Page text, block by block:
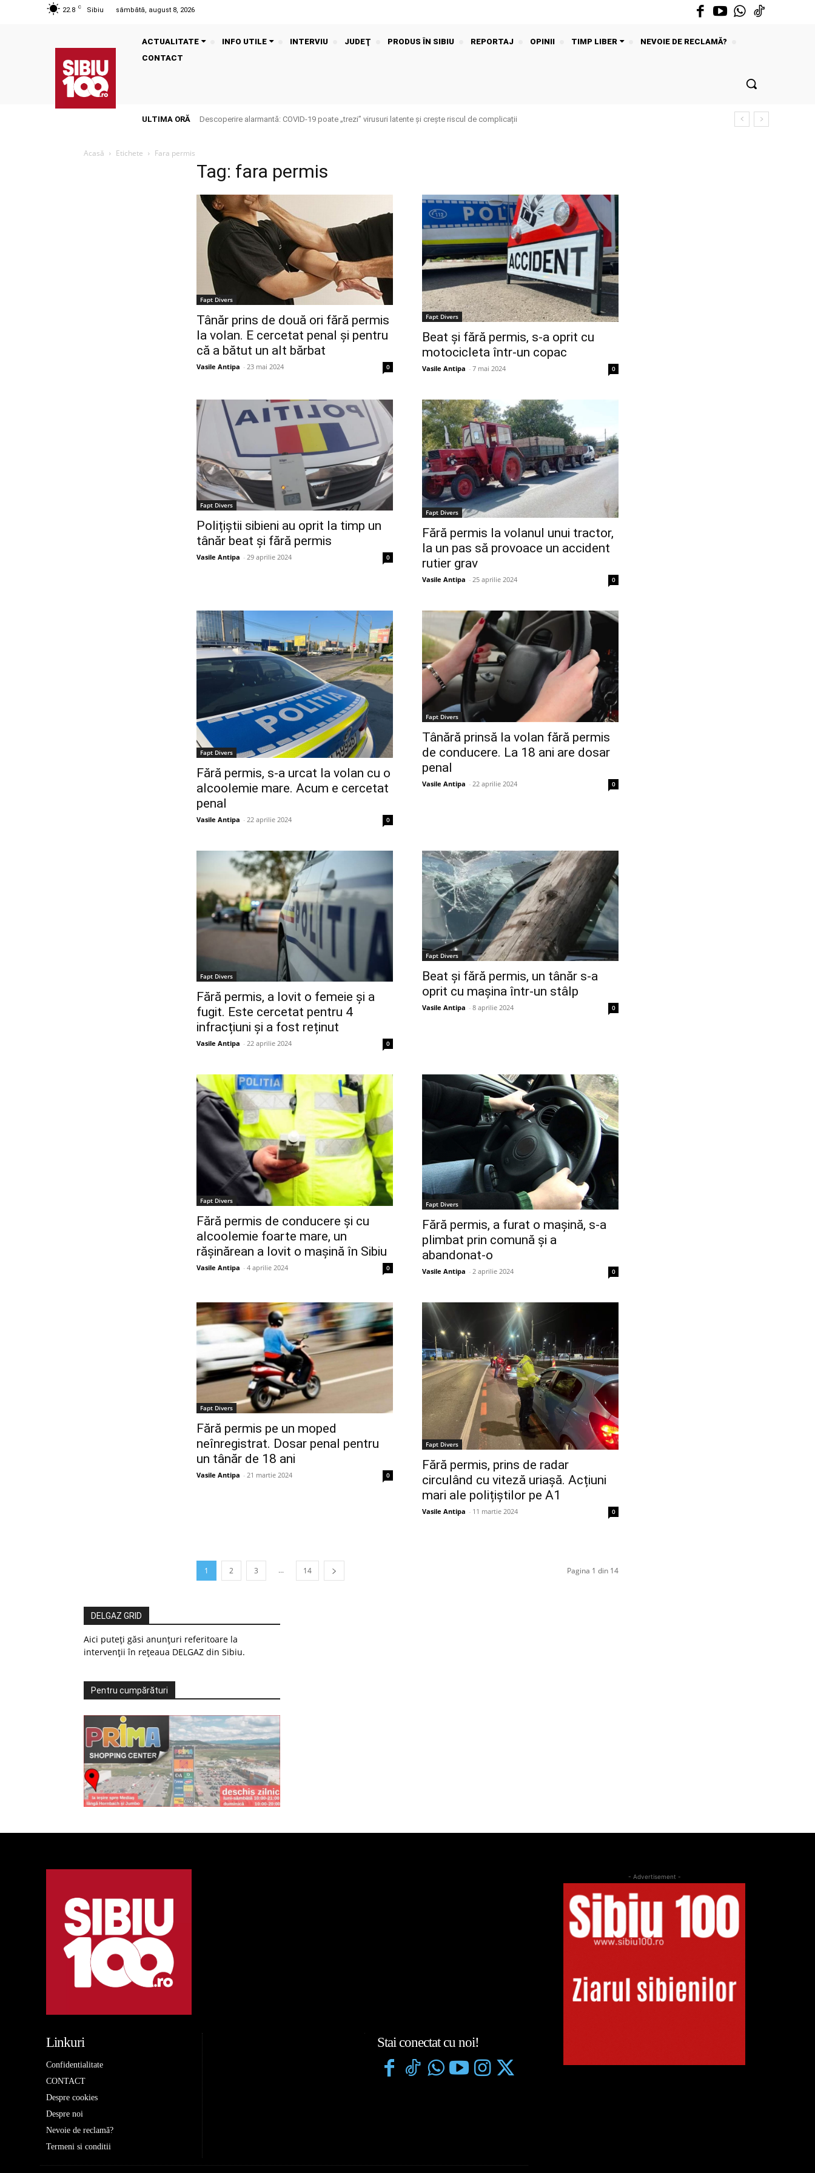
22.8 C Sibiu sâmbătă, august 8, 2026
ACTUALITATE INFO UTILE INTERVIU JUDEŢ PRODUS ÎN SIBIU REPORTAJ OPINII TIMP LIBER
NEVOIE DE RECLAMĂ?
CONTACT
ULTIMA ORĂ Descoperire alarmantă: COVID-19 poate „trezi” virusuri latente și crește riscul de complicații
Acasă Etichete Fara permis
Tag: fara permis
Fapt Divers
Tânăr prins de două ori fără permis
la volan. E cercetat penal și pentru
că a bătut un alt bărbat
Vasile Antipa - 23 mai 2024 0
Fapt Divers
Beat și fără permis, s-a oprit cu
motocicleta într-un copac
Vasile Antipa - 7 mai 2024 0
Fapt Divers
Polițiștii sibieni au oprit la timp un
tânăr beat și fără permis
Vasile Antipa - 29 aprilie 2024 0
Fapt Divers
Fără permis la volanul unui tractor,
la un pas să provoace un accident
rutier grav
Vasile Antipa - 25 aprilie 2024 0
Fapt Divers
Fără permis, s-a urcat la volan cu o
alcoolemie mare. Acum e cercetat
penal
Vasile Antipa - 22 aprilie 2024 0
Fapt Divers
Tânără prinsă la volan fără permis
de conducere. La 18 ani are dosar
penal
Vasile Antipa - 22 aprilie 2024 0
Fapt Divers
Fără permis, a lovit o femeie și a
fugit. Este cercetat pentru 4
infracțiuni și a fost reținut
Vasile Antipa - 22 aprilie 2024 0
Fapt Divers
Beat și fără permis, un tânăr s-a
oprit cu mașina într-un stâlp
Vasile Antipa - 8 aprilie 2024 0
Fapt Divers
Fără permis de conducere și cu
alcoolemie foarte mare, un
rășinărean a lovit o mașină în Sibiu
Vasile Antipa - 4 aprilie 2024 0
Fapt Divers
Fără permis, a furat o mașină, s-a
plimbat prin comună și a
abandonat-o
Vasile Antipa - 2 aprilie 2024 0
Fapt Divers
Fără permis pe un moped
neînregistrat. Dosar penal pentru
un tânăr de 18 ani
Vasile Antipa - 21 martie 2024 0
Fapt Divers
Fără permis, prins de radar
circulând cu viteză uriașă. Acțiuni
mari ale polițiștilor pe A1
Vasile Antipa - 11 martie 2024 0
1 2 3 ... 14 Pagina 1 din 14
DELGAZ GRID
Aici puteți găsi anunțuri referitoare la
intervenții în rețeaua DELGAZ din Sibiu.
Pentru cumpărături
Linkuri
Confidentialitate
CONTACT
Despre cookies
Despre noi
Nevoie de reclamă?
Termeni si conditii
Stai conectat cu noi!
- Advertisement -